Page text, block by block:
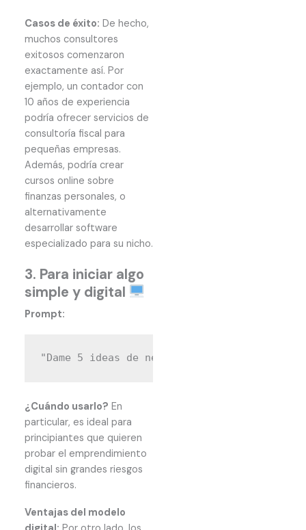
Casos de éxito: De hecho,
muchos consultores
exitosos comenzaron
exactamente así. Por
ejemplo, un contador con
10 años de experiencia
podría ofrecer servicios de
consultoría fiscal para
pequeñas empresas.
Además, podría crear
cursos online sobre
finanzas personales, o
alternativamente
desarrollar software
especializado para su nicho.
3. Para iniciar algo
simple y digital
Prompt:
¿Cuándo usarlo? En
particular, es ideal para
principiantes que quieren
probar el emprendimiento
digital sin grandes riesgos
financieros.
Ventajas del modelo